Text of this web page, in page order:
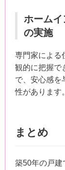
ホームイ
の実施
専門家による
観的に把握で
で、安心感を
性があります。
まとめ
築50年の戸建